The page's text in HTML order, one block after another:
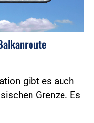
gibt es auch
Grenze. Es